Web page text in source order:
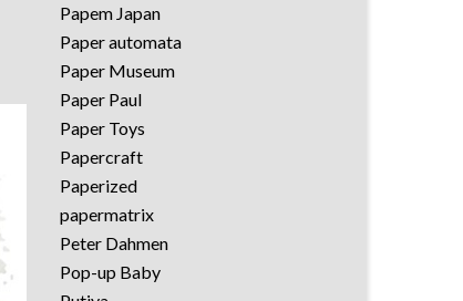
Papem Japan
Paper automata
Paper Museum
Paper Paul
Paper Toys
Papercraft
Paperized
papermatrix
Peter Dahmen
Pop-up Baby